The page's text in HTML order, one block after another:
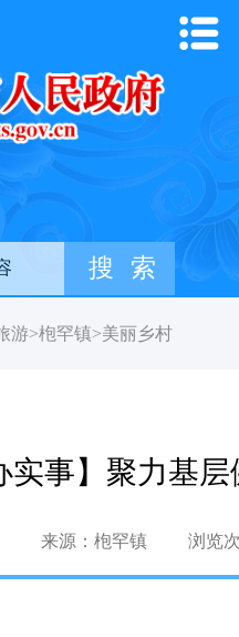
游>枹罕镇>美丽乡村
实事】聚力基
来源：枹罕镇 浏览